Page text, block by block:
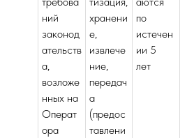
ний
законод
ательств
а,
возложе
нных на
Операт
ора
хранени
е,
извлече
ние,
передач
а
(предос
тавлени
по
истечен
ии 5
лет